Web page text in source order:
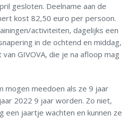
gesloten. Deelname aan de
kost 82,50 euro per persoon.
activiteiten, dagelijks een
in de ochtend en middag,
GIVOVA, die je na afloop mag
mogen meedoen als ze 9 jaar
2022 9 jaar worden. Zo niet,
een jaartje wachten en kunnen ze